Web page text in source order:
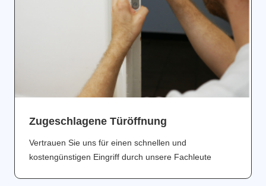
Zugeschlagene Türöffnung
Vertrauen Sie uns für einen schnellen und
kostengünstigen Eingriff durch unsere Fachleute